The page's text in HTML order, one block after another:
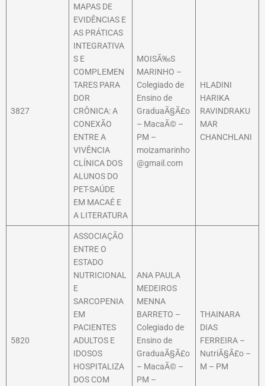
3827
MAPAS DE
EVIDÊNCIAS E
AS PRÁTICAS
INTEGRATIVA
S E
COMPLEMEN
TARES PARA
DOR
CRÔNICA: A
CONEXÃO
ENTRE A
VIVÊNCIA
CLÍNICA DOS
ALUNOS DO
PET-SAÚDE
EM MACAÉ E
A LITERATURA
MOISÃ‰S
MARINHO –
Colegiado de
Ensino de
GraduaÃ§Ã£o
– MacaÃ© –
PM –
moizamarinho
@gmail.com
HLADINI
HARIKA
RAVINDRAKU
MAR
CHANCHLANI
5820
ASSOCIAÇÃO
ENTRE O
ESTADO
NUTRICIONAL
E
SARCOPENIA
EM
PACIENTES
ADULTOS E
IDOSOS
HOSPITALIZA
DOS COM
ANA PAULA
MEDEIROS
MENNA
BARRETO –
Colegiado de
Ensino de
GraduaÃ§Ã£o
– MacaÃ© –
PM –
THAINARA
DIAS
FERREIRA –
NutriÃ§Ã£o –
M – PM